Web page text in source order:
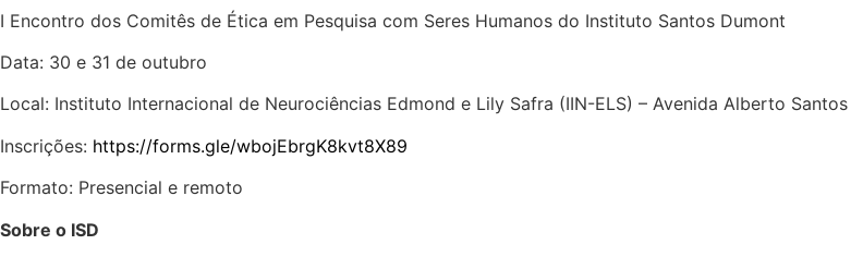
I Encontro dos Comitês de Ética em Pesquisa com Seres Humanos do Instituto Santos Dumont
Data: 30 e 31 de outubro
Local: Instituto Internacional de Neurociências Edmond e Lily Safra (IIN-ELS) – Avenida Alberto
Inscrições: https://forms.gle/wbojEbrgK8kvt8X89
Formato: Presencial e remoto
Sobre o ISD